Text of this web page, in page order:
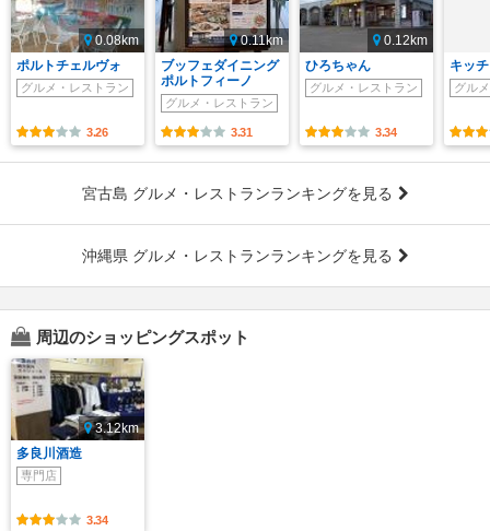
0.08km
ポルトチェルヴォ
グルメ・レストラン
3.26
0.11km
ブッフェダイニング
ポルトフィーノ
グルメ・レストラン
3.31
0.12km
ひろちゃん
グルメ・レストラン
3.34
キッ
グル
宮古島 グルメ・レストランランキングを見る
沖縄県 グルメ・レストランランキングを見る
周辺のショッピングスポット
3.12km
多良川酒造
専門店
3.34